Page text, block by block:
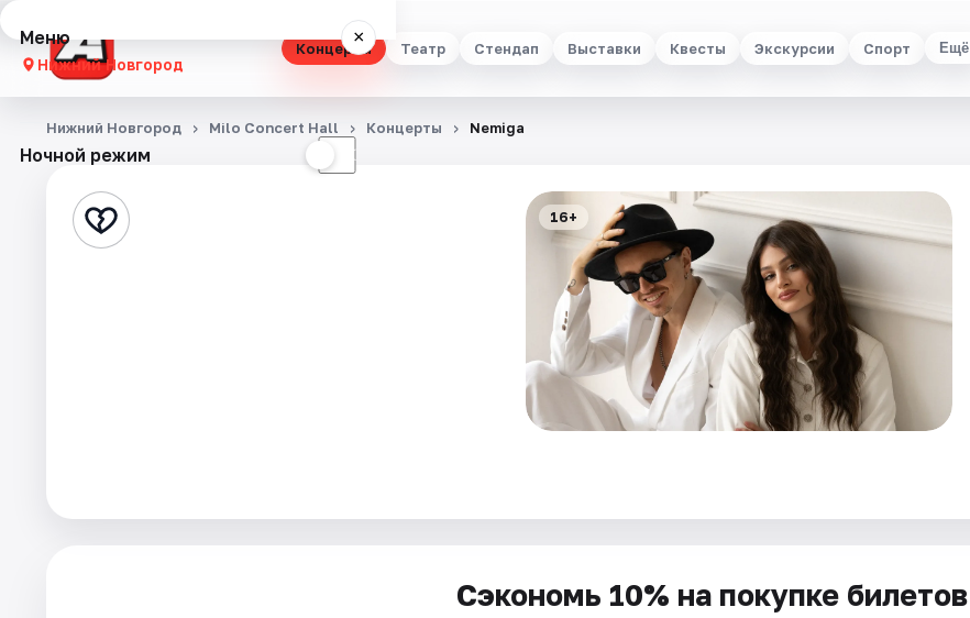
Концерты Театр Стендап Выставки Квесты Экскурсии Спорт Ещё
Меню ×
Нижний Новгород
Концерты
Стендап
Ночной режим ☾
Нижний Новгород Milo Concert Hall Концерты Nemiga
16+
Сэкономь 10% на покупке билетов